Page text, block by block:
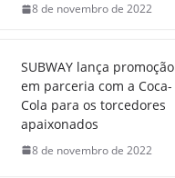
8 de novembro de 2022
SUBWAY lança promoção
em parceria com a Coca-
Cola para os torcedores
apaixonados
8 de novembro de 2022